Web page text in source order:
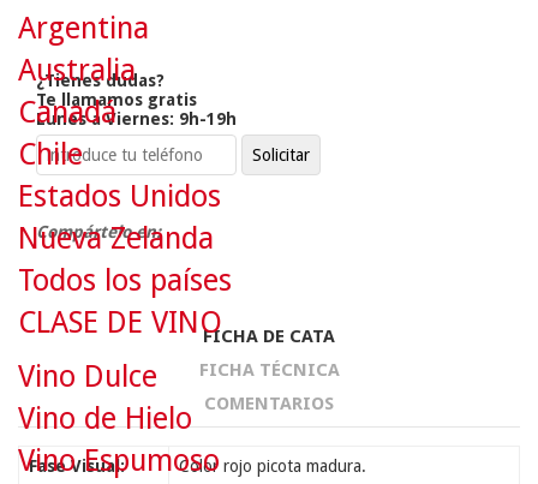
¿Tienes dudas?
Te llamamos gratis
Lunes a Viernes: 9h-19h
Compártelo en:
FICHA DE CATA
FICHA TÉCNICA
COMENTARIOS
Fase Visual: Color rojo picota madura.
Argentina
Australia
Canadá
Chile
Estados Unidos
Nueva Zelanda
Todos los países
CLASE DE VINO
Vino Dulce
Vino de Hielo
Vino Espumoso